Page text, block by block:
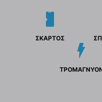
ΣΚΑΡΤΟΣ